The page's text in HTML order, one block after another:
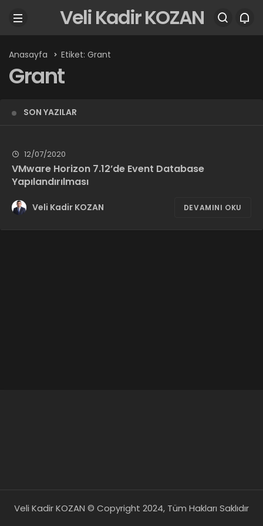
Veli Kadir KOZAN
Anasayfa Etiket: Grant
Grant
SON YAZILAR
12/07/2020
VMware Horizon 7.12’de Event Database
Yapılandırılması
Veli Kadir KOZAN DEVAMINI OKU
Veli Kadir KOZAN © Copyright 2024, Tüm Hakları Saklıdır